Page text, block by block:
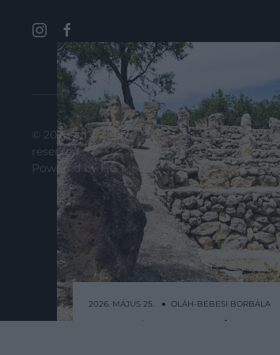
2026. MÁJUS 25. ● OLÁH-BEBESI BORBÁLA
A szicíliai Elvarázsolt
© 2025 All rights
reserved.
Powered by HG Media.